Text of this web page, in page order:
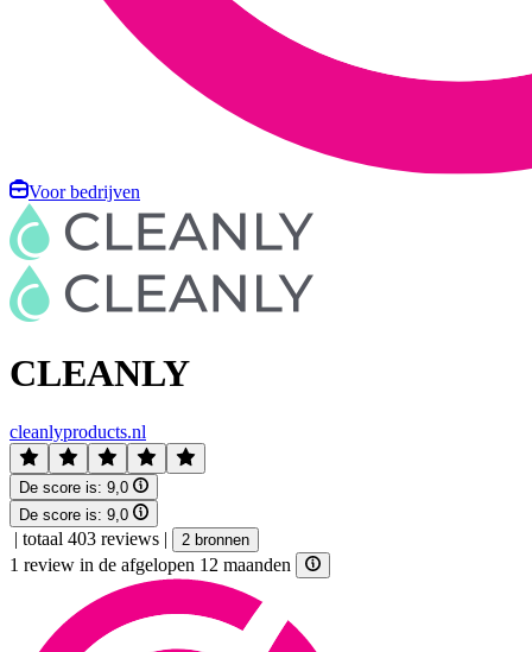
Voor bedrijven
CLEANLY
cleanlyproducts.nl
De score is: 9,0
De score is: 9,0
| totaal 403 reviews | 2 bronnen
1 review in de afgelopen 12 maanden